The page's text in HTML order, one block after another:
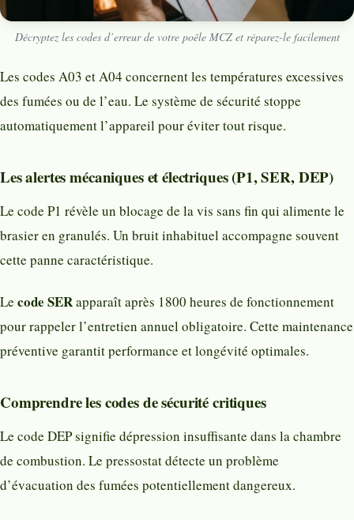
Décryptez les codes d’erreur de votre poêle MCZ et réparez-le facilement
Les codes A03 et A04 concernent les températures excessives
des fumées ou de l’eau. Le système de sécurité stoppe
automatiquement l’appareil pour éviter tout risque.
Les alertes mécaniques et électriques (P1, SER, DEP)
Le code P1 révèle un blocage de la vis sans fin qui alimente le
brasier en granulés. Un bruit inhabituel accompagne souvent
cette panne caractéristique.
Le code SERapparaît après 1800 heures de fonctionnement
pour rappeler l’entretien annuel obligatoire. Cette maintenance
préventive garantit performance et longévité optimales.
Comprendre les codes de sécurité critiques
Le code DEP signifie dépression insuffisante dans la chambre
de combustion. Le pressostat détecte un problème
d’évacuation des fumées potentiellement dangereux.